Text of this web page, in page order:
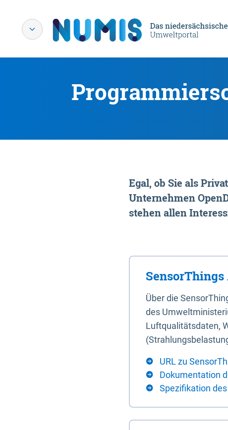
Egal, ob Sie als
Unternehmen
stehen allen
SensorThings
Über die
des
Luftqualitätsdaten,
URL zu
Dokumentation
Spezifikation